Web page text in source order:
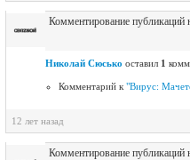
Комментирование публикаций
Николай Сюсько оставил 1
Комментарий к "Вирус:
12 лет назад
Комментирование публикаций